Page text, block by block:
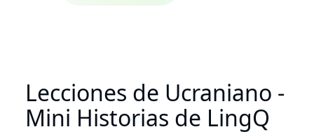
Lecciones de Ucraniano -
Mini Historias de LingQ